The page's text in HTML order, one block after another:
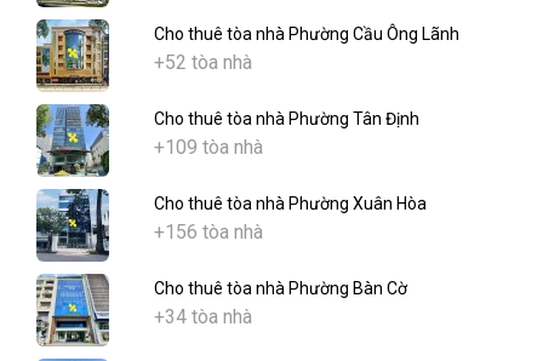
Cho thuê tòa nhà Phường Cầu Ông Lãnh
+52 tòa nhà
Cho thuê tòa nhà Phường Tân Định
+109 tòa nhà
Cho thuê tòa nhà Phường Xuân Hòa
+156 tòa nhà
Cho thuê tòa nhà Phường Bàn Cờ
+34 tòa nhà